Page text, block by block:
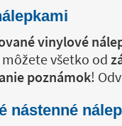
vinylové
všetko od
poznámok!
nástenné